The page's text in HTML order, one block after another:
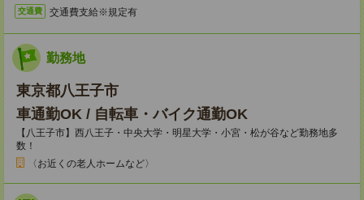
交通費 交通費支給※規定有
勤務地
東京都八王子市
車通勤OK / 自転車・バイク通勤OK
【八王子市】西八王子・中央大学・明星大学・小宮・松が谷など勤務地多
数！
〈お近くの老人ホームなど〉